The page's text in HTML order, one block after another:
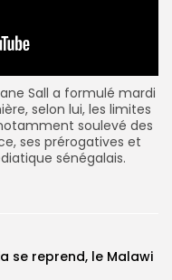
Sall a formulé mardi
selon lui, les limites
soulevé des
ses prérogatives et
sénégalais.
se reprend, le Malawi